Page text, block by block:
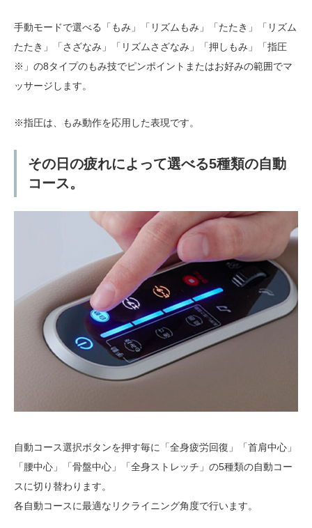
手動モードで選べる「もみ」「リズムもみ」「たたき」「リズム
たたき」「さざなみ」「リズムさざなみ」「押しもみ」「指圧
※」の8タイプのもみ技でピンポイントまたはお好みの範囲でマ
ッサージします。
※指圧は、もみ動作を応用した表現です。
その日の疲れによって選べる5種類の自動
コース。
自動コース選択ボタンを押す毎に「全身疲労回復」「首肩中心」
「腰中心」「骨盤中心」「全身ストレッチ」の5種類の自動コー
スに切り替わります。
各自動コースに最適なリクライニング角度で行います。